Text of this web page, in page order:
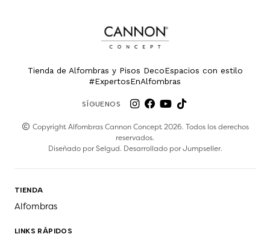
Tienda de Alfombras y Pisos DecoEspacios con estilo
#ExpertosEnAlfombras
SÍGUENOS
Copyright Alfombras Cannon Concept 2026. Todos los derechos
reservados.
Diseñado porSelgud. Desarrollado porJumpseller.
TIENDA
Alfombras
LINKS RÁPIDOS